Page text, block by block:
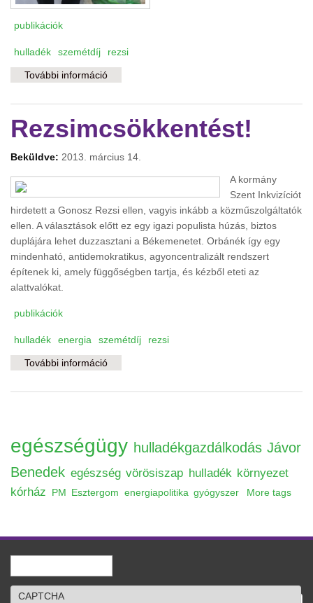
publikációk
hulladék szemétdíj rezsi
További információ
Rezsimcsökkentést!
Beküldve: 2013. március 14.
A kormány
Szent Inkvizíciót
hirdetett a Gonosz Rezsi ellen, vagyis inkább a közműszolgáltatók
ellen. A választások előtt ez egy igazi populista húzás, biztos
duplájára lehet duzzasztani a Békemenetet. Orbánék így egy
mindenható, antidemokratikus, agyoncentralizált rendszert
építenek ki, amely függőségben tartja, és kézből eteti az
alattvalókat.
publikációk
hulladék energia szemétdíj rezsi
További információ
egészségügy hulladékgazdálkodás Jávor
Benedek egészség vörösiszap hulladék környezet
kórház
PM Esztergom energiapolitika gyógyszer More tags
CAPTCHA